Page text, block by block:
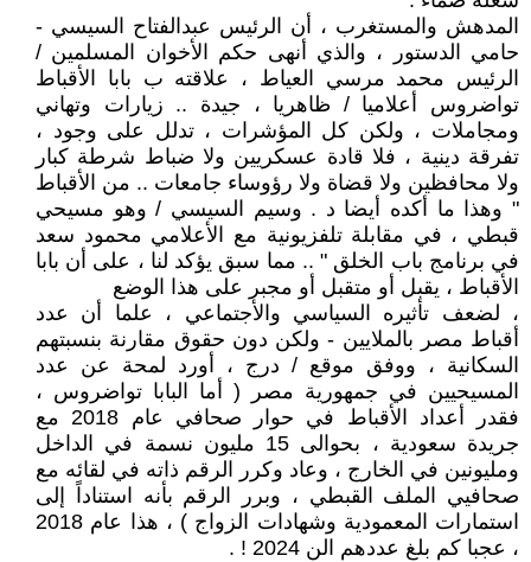
المدهش والمستغرب ، أن الرئيس عبدالفتاح السيسي -
حامي الدستور ، والذي أنهى حكم الأخوان المسلمين /
الرئيس محمد مرسي العياط ، علاقته ب بابا الأقباط
تواضروس أعلاميا / ظاهريا ، جيدة .. زيارات وتهاني
ومجاملات ، ولكن كل المؤشرات ، تدلل على وجود ،
تفرقة دينية ، فلا قادة عسكريين ولا ضباط شرطة كبار
ولا محافظين ولا قضاة ولا رؤوساء جامعات .. من الأقباط
" وهذا ما أكده أيضا د . وسيم السيسي / وهو مسيحي
قبطي ، في مقابلة تلفزيونية مع الأعلامي محمود سعد
في برنامج باب الخلق " .. مما سبق يؤكد لنا ، على أن بابا
الأقباط ، يقبل أو متقبل أو مجبر على هذا الوضع
، لضعف تأثيره السياسي والأجتماعي ، علما أن عدد
أقباط مصر بالملايين - ولكن دون حقوق مقارنة بنسبتهم
السكانية ، ووفق موقع / درج ، أورد لمحة عن عدد
المسيحيين في جمهورية مصر ( أما البابا تواضروس ،
فقدر أعداد الأقباط في حوار صحافي عام 2018 مع
جريدة سعودية ، بحوالى 15 مليون نسمة في الداخل
ومليونين في الخارج ، وعاد وكرر الرقم ذاته في لقائه مع
صحافيي الملف القبطي ، وبرر الرقم بأنه استناداً إلى
استمارات المعمودية وشهادات الزواج ) ، هذا عام 2018
، عجبا كم بلغ عددهم الن 2024 ! .